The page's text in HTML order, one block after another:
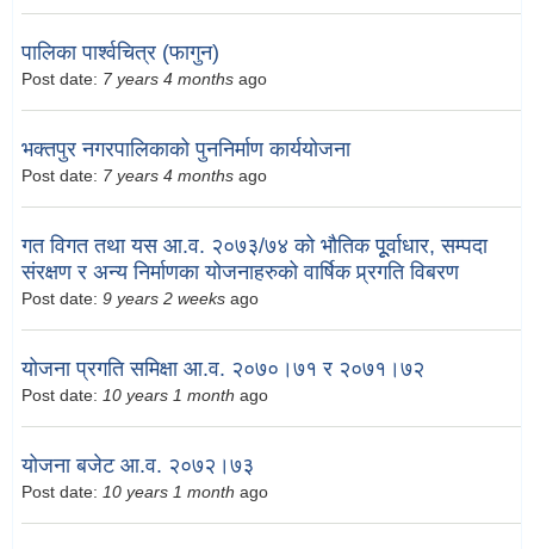
पालिका पार्श्वचित्र (फागुन)
Post date: 7 years 4 months ago
भक्तपुर नगरपालिकाको पुननिर्माण कार्ययोजना
Post date: 7 years 4 months ago
गत विगत तथा यस आ.व. २०७३/७४ को भौतिक पूूर्वाधार, सम्पदा
संरक्षण र अन्य निर्माणका योजनाहरुको वार्षिक प्र्रगति विबरण
Post date: 9 years 2 weeks ago
योजना प्रगति समिक्षा आ.व. २०७०।७१ र २०७१।७२
Post date: 10 years 1 month ago
योजना बजेट आ.व. २०७२।७३
Post date: 10 years 1 month ago